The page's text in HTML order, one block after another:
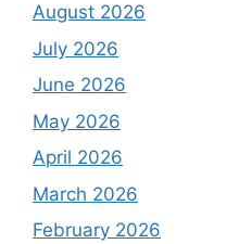
August 2026
July 2026
June 2026
May 2026
April 2026
March 2026
February 2026